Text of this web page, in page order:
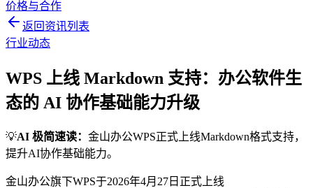
价格与合作
返回资讯列表
行业动态
WPS 上线 Markdown 支持：办公软件生
态的 AI 协作基础能力升级
💡AI 极简速读： 金山办公WPS正式上线Markdown格式支持，
提升AI协作基础能力。
金山办公旗下WPS于2026年4月27日正式上线